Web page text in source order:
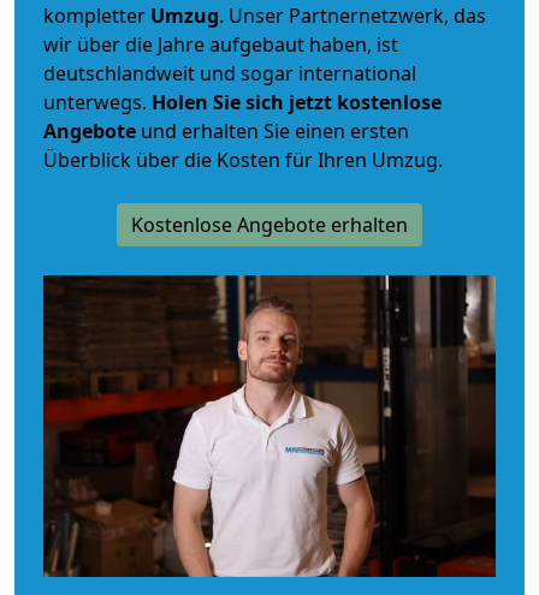
kompletter Umzug. Unser Partnernetzwerk, das
wir über die Jahre aufgebaut haben, ist
deutschlandweit und sogar international
unterwegs. Holen Sie sich jetzt kostenlose
Angebote und erhalten Sie einen ersten
Überblick über die Kosten für Ihren Umzug.
Kostenlose Angebote erhalten